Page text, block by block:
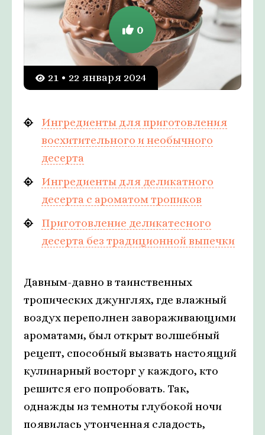
21 • 22 января 2024
0
Ингредиенты для приготовления
восхитительного и необычного
десерта
Ингредиенты для деликатного
десерта с ароматом тропиков
Приготовление деликатесного
десерта без традиционной выпечки
Давным-давно в таинственных
тропических джунглях, где влажный
воздух переполнен завораживающими
ароматами, был открыт волшебный
рецепт, способный вызвать настоящий
кулинарный восторг у каждого, кто
решится его попробовать. Так,
однажды из темноты глубокой ночи
появилась утонченная сладость,